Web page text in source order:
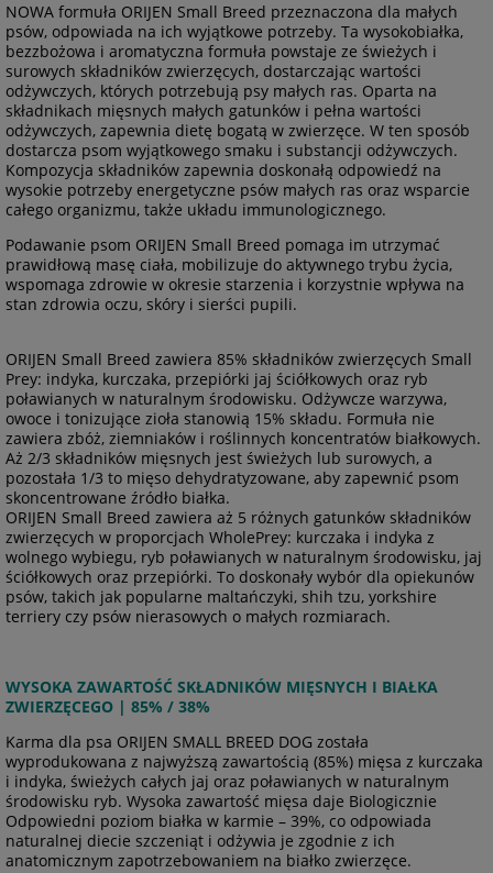
NOWA formuła ORIJEN Small Breed przeznaczona dla małych
psów, odpowiada na ich wyjątkowe potrzeby. Ta wysokobiałka,
bezzbożowa i aromatyczna formuła powstaje ze świeżych i
surowych składników zwierzęcych, dostarczając wartości
odżywczych, których potrzebują psy małych ras. Oparta na
składnikach mięsnych małych gatunków i pełna wartości
odżywczych, zapewnia dietę bogatą w zwierzęce. W ten sposób
dostarcza psom wyjątkowego smaku i substancji odżywczych.
Kompozycja składników zapewnia doskonałą odpowiedź na
wysokie potrzeby energetyczne psów małych ras oraz wsparcie
całego organizmu, także układu immunologicznego.
Podawanie psom ORIJEN Small Breed pomaga im utrzymać
prawidłową masę ciała, mobilizuje do aktywnego trybu życia,
wspomaga zdrowie w okresie starzenia i korzystnie wpływa na
stan zdrowia oczu, skóry i sierści pupili.
ORIJEN Small Breed zawiera 85% składników zwierzęcych Small
Prey: indyka, kurczaka, przepiórki jaj ściółkowych oraz ryb
poławianych w naturalnym środowisku. Odżywcze warzywa,
owoce i tonizujące zioła stanowią 15% składu. Formuła nie
zawiera zbóż, ziemniaków i roślinnych koncentratów białkowych.
Aż 2/3 składników mięsnych jest świeżych lub surowych, a
pozostała 1/3 to mięso dehydratyzowane, aby zapewnić psom
skoncentrowane źródło białka.
ORIJEN Small Breed zawiera aż 5 różnych gatunków składników
zwierzęcych w proporcjach WholePrey: kurczaka i indyka z
wolnego wybiegu, ryb poławianych w naturalnym środowisku, jaj
ściółkowych oraz przepiórki. To doskonały wybór dla opiekunów
psów, takich jak popularne maltańczyki, shih tzu, yorkshire
terriery czy psów nierasowych o małych rozmiarach.
WYSOKA ZAWARTOŚĆ SKŁADNIKÓW MIĘSNYCH I BIAŁKA
ZWIERZĘCEGO | 85% / 38%
Karma dla psa ORIJEN SMALL BREED DOG została
wyprodukowana z najwyższą zawartością (85%) mięsa z kurczaka
i indyka, świeżych całych jaj oraz poławianych w naturalnym
środowisku ryb. Wysoka zawartość mięsa daje Biologicznie
Odpowiedni poziom białka w karmie – 39%, co odpowiada
naturalnej diecie szczeniąt i odżywia je zgodnie z ich
anatomicznym zapotrzebowaniem na białko zwierzęce.